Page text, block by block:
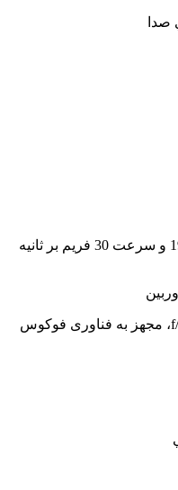
رزولوشن 1080 × 1920 و سرعت 30 فریم بر ثانیه
دریچه‌ی دیافراگم f/۱.۸، مجهز به فناوری فوکوس